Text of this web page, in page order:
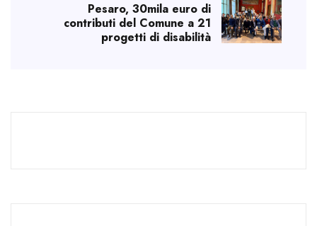
Pesaro, 30mila euro di
contributi del Comune a 21
progetti di disabilità